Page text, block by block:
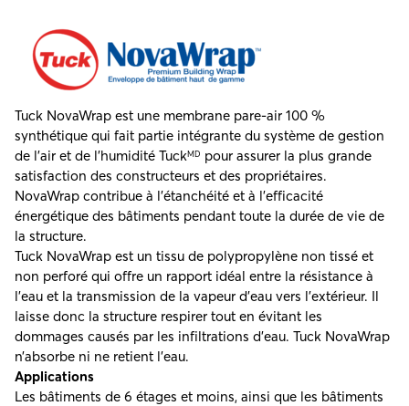
Tuck NovaWrap est une membrane pare-air 100 %
synthétique qui fait partie intégrante du système de gestion
de l’air et de l’humidité TuckMD pour assurer la plus grande
satisfaction des constructeurs et des propriétaires.
NovaWrap contribue à l’étanchéité et à l’efficacité
énergétique des bâtiments pendant toute la durée de vie de
la structure.
Tuck NovaWrap est un tissu de polypropylène non tissé et
non perforé qui offre un rapport idéal entre la résistance à
l’eau et la transmission de la vapeur d’eau vers l’extérieur. Il
laisse donc la structure respirer tout en évitant les
dommages causés par les infiltrations d’eau. Tuck NovaWrap
n’absorbe ni ne retient l’eau.
Applications
Les bâtiments de 6 étages et moins, ainsi que les bâtiments